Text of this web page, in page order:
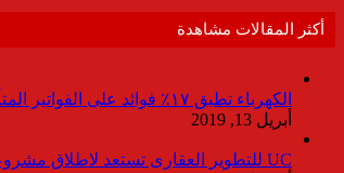
أكثر المقالات مشاهدة
الكهرباء تطبق ١٧٪ فوائد على الفواتير المتأخرة بداية من مايو المقبل
أبريل 13, 2019
UC للتطوير العقارى تستعد لاطلاق مشروعها الثالث بالعاصمة خلال أيام